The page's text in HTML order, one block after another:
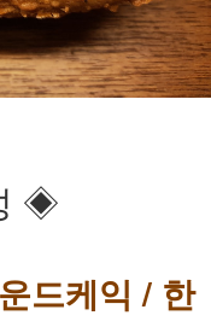
◈
드케익 / 한